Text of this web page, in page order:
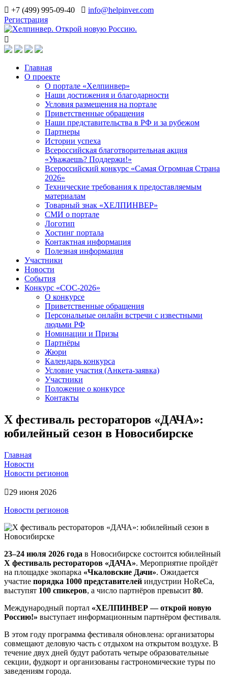
+7 (499) 995-09-40
info@helpinver.com
Регистрация
Главная
О проекте
О портале «Хелпинвер»
Наши достижения и благодарности
Условия размещения на портале
Приветственные обращения
Наши представительства в РФ и за рубежом
Партнеры
Истории успеха
Всероссийская благотворительная акция
«Уважаешь? Поддержи!»
Всероссийский конкурс «Самая Огромная Страна
2026»
Технические требования к предоставляемым
материалам
Товарный знак «ХЕЛПИНВЕР»
СМИ о портале
Логотип
Хостинг портала
Контактная информация
Полезная информация
Участники
Новости
События
Конкурс «СОС-2026»
О конкурсе
Приветственные обращения
Персональные онлайн встречи с известными
людьми РФ
Номинации и Призы
Партнёры
Жюри
Календарь конкурса
Условие участия (Анкета-заявка)
Участники
Положение о конкурсе
Контакты
X фестиваль рестораторов «ДАЧА»:
юбилейный сезон в Новосибирске
Главная
Новости
Новости регионов
29 июня 2026
Новости регионов
23–24 июля 2026 года в Новосибирске состоится юбилейный
X фестиваль рестораторов «ДАЧА». Мероприятие пройдёт
на площадке экопарка «Чкаловские Дачи». Ожидается
участие порядка 1000 представителей индустрии HoReCa,
выступят 100 спикеров, а число партнёров превысит 80.
Международный портал «ХЕЛПИНВЕР — открой новую
Россию!» выступает информационным партнёром фестиваля.
В этом году программа фестиваля обновлена: организаторы
совмещают деловую часть с отдыхом на открытом воздухе. В
течение двух дней будут работать четыре образовательные
секции, фудкорт и организованы гастрономические туры по
заведениям города.